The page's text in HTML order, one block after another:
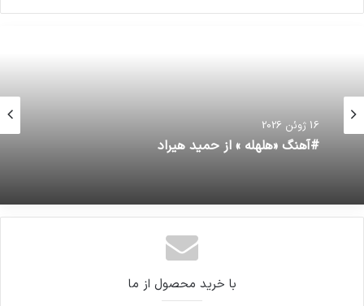
16 ژوئن 2026
#آهنگ «هلهله » از حمید هیراد
با خرید محصول از ما